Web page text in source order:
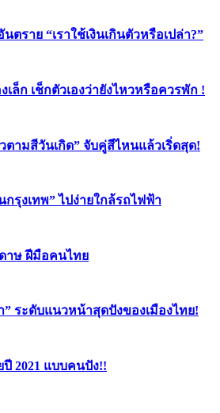
ราย “เราใช้เงินเกินตัวหรือเปล่า?”
เล็ก เช็กตัวเองว่ายังไหวหรือควรพัก !
ตามสีวันเกิด” จับคู่สีไหนแล้วเริ่ดสุด!
รุงเทพ” ไปง่ายใกล้รถไฟฟ้า
าษ ฝีมือคนไทย
ระดับแนวหน้าสุดปังของเมืองไทย!
2021 แบบคนปัง!!